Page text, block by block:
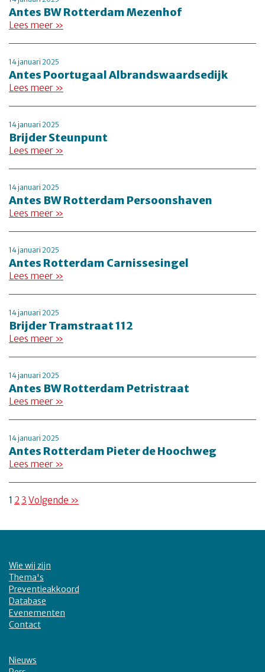
Antes BW Rotterdam Mezenhof
Lees meer »
14 januari 2025
Antes Poortugaal Albrandswaardsedijk
Lees meer »
14 januari 2025
Brijder Steunpunt
Lees meer »
14 januari 2025
Antes BW Rotterdam Persoonshaven
Lees meer »
14 januari 2025
Antes Rotterdam Carnissesingel
Lees meer »
14 januari 2025
Brijder Tramstraat 112
Lees meer »
14 januari 2025
Antes BW Rotterdam Petristraat
Lees meer »
14 januari 2025
Antes Rotterdam Pieter de Hoochweg
Lees meer »
1 2 3 Volgende »
Wie wij zijn
Thema's
Preventieakkoord
Database
Evenementen
Contact
Nieuws